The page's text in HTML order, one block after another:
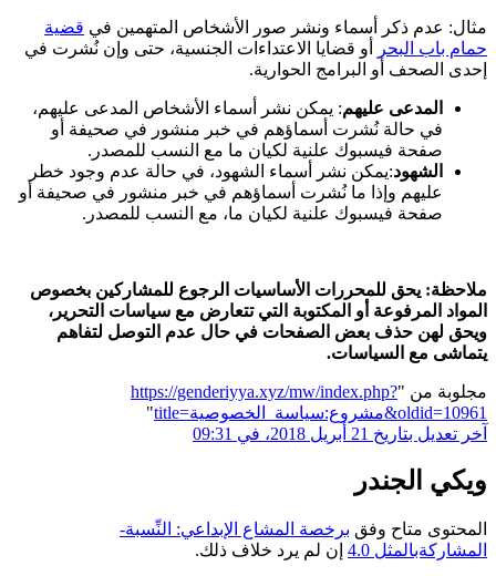
مثال: عدم ذكر أسماء ونشر صور الأشخاص المتهمين في قضية
حمام باب البحر
أو قضايا الاعتداءات الجنسية، حتى وإن نُشرت في
إحدى الصحف أو البرامج الحوارية.
المدعى عليهم: يمكن نشر أسماء الأشخاص المدعى عليهم،
في حالة نُشرت أسماؤهم في خبر منشور في صحيفة أو
صفحة فيسبوك علنية لكيان ما مع النسب للمصدر.
الشهود:يمكن نشر أسماء الشهود، في حالة عدم وجود خطر
عليهم وإذا ما نُشرت أسماؤهم في خبر منشور في صحيفة أو
صفحة فيسبوك علنية لكيان ما، مع النسب للمصدر.
ملاحظة: يحق للمحررات الأساسيات الرجوع للمشاركين بخصوص
المواد المرفوعة أو المكتوبة التي تتعارض مع سياسات التحرير،
ويحق لهن حذف بعض الصفحات في حال عدم التوصل لتفاهم
يتماشى مع السياسات.
مجلوبة من "https://genderiyya.xyz/mw/index.php?
title=مشروع:سياسة_الخصوصية&oldid=10961
"
آخر تعديل بتاريخ 21 أبريل 2018، في 09:31
ويكي الجندر
المحتوى متاح وفق برخصة المشاع الإبداعي: النِّسبة-
المشاركةبالمثل 4.0
إن لم يرد خلاف ذلك.